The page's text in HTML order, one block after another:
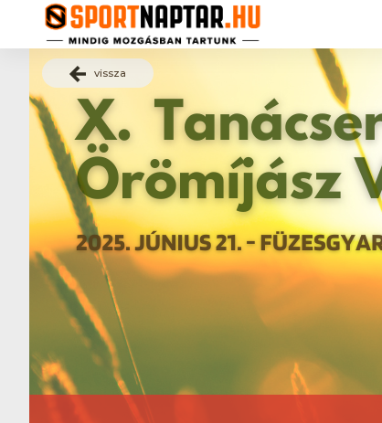
vissza